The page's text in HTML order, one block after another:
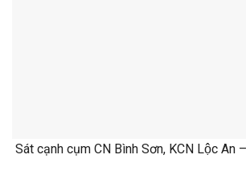
Sát cạnh cụm CN Bình Sơn, KCN Lộc An